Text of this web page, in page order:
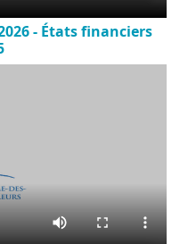
- États financiers